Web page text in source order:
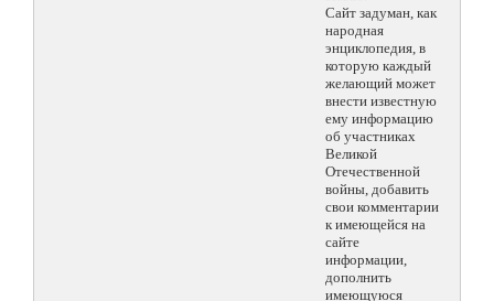
Сайт задуман, как
народная
энциклопедия, в
которую каждый
желающий может
внести известную
ему информацию
об участниках
Великой
Отечественной
войны, добавить
свои комментарии
к имеющейся на
сайте
информации,
дополнить
имеющуюся